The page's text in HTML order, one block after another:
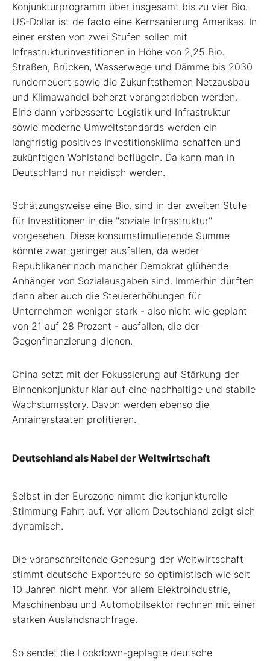
Konjunkturprogramm über insgesamt bis zu vier Bio.
US-Dollar ist de facto eine Kernsanierung Amerikas. In
einer ersten von zwei Stufen sollen mit
Infrastrukturinvestitionen in Höhe von 2,25 Bio.
Straßen, Brücken, Wasserwege und Dämme bis 2030
runderneuert sowie die Zukunftsthemen Netzausbau
und Klimawandel beherzt vorangetrieben werden.
Eine dann verbesserte Logistik und Infrastruktur
sowie moderne Umweltstandards werden ein
langfristig positives Investitionsklima schaffen und
zukünftigen Wohlstand beflügeln. Da kann man in
Deutschland nur neidisch werden.
Schätzungsweise eine Bio. sind in der zweiten Stufe
für Investitionen in die "soziale Infrastruktur"
vorgesehen. Diese konsumstimulierende Summe
könnte zwar geringer ausfallen, da weder
Republikaner noch mancher Demokrat glühende
Anhänger von Sozialausgaben sind. Immerhin dürften
dann aber auch die Steuererhöhungen für
Unternehmen weniger stark - also nicht wie geplant
von 21 auf 28 Prozent - ausfallen, die der
Gegenfinanzierung dienen.
China setzt mit der Fokussierung auf Stärkung der
Binnenkonjunktur klar auf eine nachhaltige und stabile
Wachstumsstory. Davon werden ebenso die
Anrainerstaaten profitieren.
Deutschland als Nabel der Weltwirtschaft
Selbst in der Eurozone nimmt die konjunkturelle
Stimmung Fahrt auf. Vor allem Deutschland zeigt sich
dynamisch.
Die voranschreitende Genesung der Weltwirtschaft
stimmt deutsche Exporteure so optimistisch wie seit
10 Jahren nicht mehr. Vor allem Elektroindustrie,
Maschinenbau und Automobilsektor rechnen mit einer
starken Auslandsnachfrage.
So sendet die Lockdown-geplagte deutsche